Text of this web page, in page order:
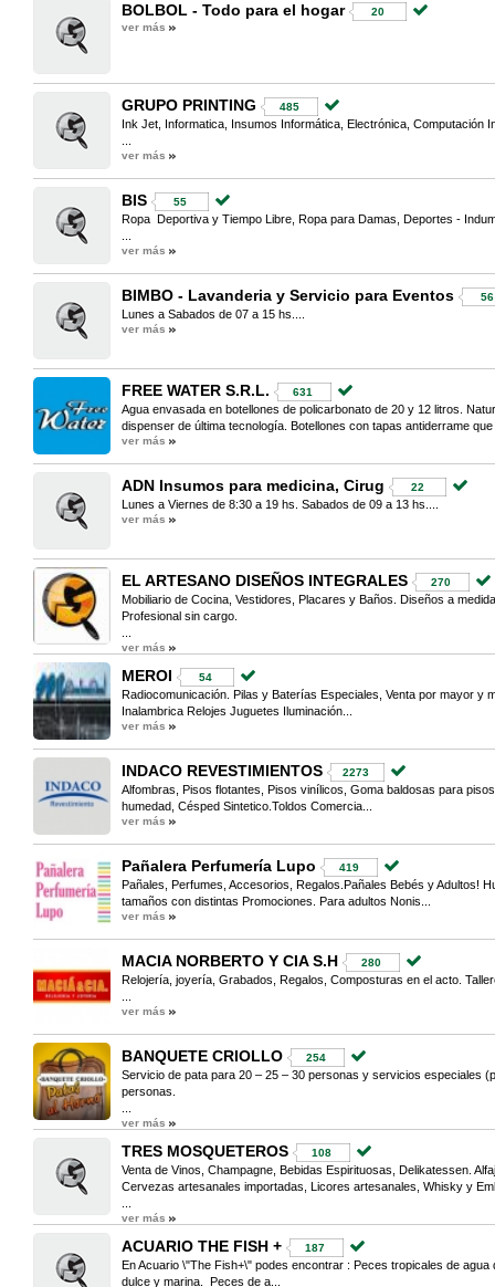
BOLBOL - Todo para el hogar
20
ver más
GRUPO PRINTING 485
Ink Jet, Informatica, Insumos Informática, Electrónica, Computación
ver más
BIS 55
Ropa Deportiva y Tiempo Libre, Ropa para Damas, Deportes -
ver más
BIMBO - Lavanderia y Servicio para Eventos 56
Lunes a Sabados de 07 a 15 hs....
ver más
FREE WATER S.R.L. 631
Agua envasada en botellones de policarbonato de 20 y 12 litros.
dispenser de última tecnología. Botellones con tapas antiderrame que
ver más
ADN Insumos para medicina, Cirug 22
Lunes a Viernes de 8:30 a 19 hs. Sabados de 09 a 13 hs....
ver más
EL ARTESANO DISEÑOS INTEGRALES 270
Mobiliario de Cocina, Vestidores, Placares y Baños. Diseños a
Profesional sin cargo.
ver más
MEROI 54
Radiocomunicación. Pilas y Baterías Especiales, Venta por mayor y
Inalambrica Relojes Juguetes Iluminación...
ver más
INDACO REVESTIMIENTOS 2273
Alfombras, Pisos flotantes, Pisos vinílicos, Goma baldosas para
humedad, Césped Sintetico.Toldos Comercia...
ver más
Pañalera Perfumería Lupo 419
Pañales, Perfumes, Accesorios, Regalos.Pañales Bebés y Adultos!
tamaños con distintas Promociones. Para adultos Nonis...
ver más
MACIA NORBERTO Y CIA S.H 280
Relojería, joyería, Grabados, Regalos, Composturas en el acto.
ver más
BANQUETE CRIOLLO 254
Servicio de pata para 20 – 25 – 30 personas y servicios especiales
personas.
ver más
TRES MOSQUETEROS 108
Venta de Vinos, Champagne, Bebidas Espirituosas, Delikatessen.
Cervezas artesanales importadas, Licores artesanales, Whisky y
ver más
ACUARIO THE FISH + 187
En Acuario \"The Fish+\" podes encontrar : Peces tropicales de
dulce y marina. Peces de a...